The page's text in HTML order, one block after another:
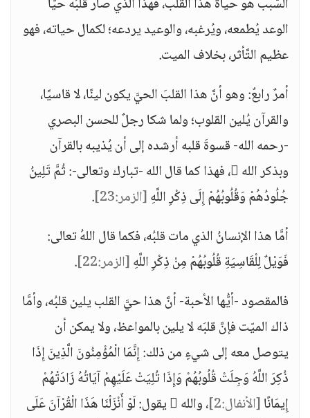
السَّبب هو حياة هذا القلب، فهذا الذي صار قلبُه حيًّا
الوعد يُطمعه، ويُرغبه، والوعيد يردعه؛ لكمال حياته، فهو
عظيم التَّأثر، بخلاف الميت.
أمرٌ رابعٌ: وهو أنَّ هذا القلبَ الحيَّ يكون لينًا، لا قاسيًا،
والقرآن يُلين القلوب؛ ولما شكا رجلٌ للحسن البصري
-رحمه الله- قسوةَ قلبه أرشده إلى أن يُذيبه بالقرآن
وبذكر الله ، فهذا كما قال الله -تبارك وتعالى-: ثُمَّ تَلِينُ
جُلُودُهُمْ وَقُلُوبُهُمْ إِلَى ذِكْرِ اللَّهِ[الزمر:23]
.
أمَّا هذا الإنسانُ الذي مات قلبُه، فكما قال اللهُ تعالى:
فَوَيْلٌ لِلْقَاسِيَةِ قُلُوبُهُمْ مِنْ ذِكْرِ اللَّهِ[الزمر:22]
.
فالمقصود -أيُّها الأحبة- أنَّ هذا حيَّ القلب يلين قلبُه، وأمَّا
ذاك الميّت فإنَّ قلبَه لا يلين بالمواعظ، ولا يمكن أن
يتوصل معه إلى شيءٍ من ذلك: إِنَّمَا الْمُؤْمِنُونَ الَّذِينَ إِذَا
ذُكِرَ اللَّهُ وَجِلَتْ قُلُوبُهُمْ وَإِذَا تُلِيَتْ عَلَيْهِمْ آيَاتُهُ زَادَتْهُمْ
إِيمَانًا[الأنفال:2]
، والله  يقول: لَوْ أَنْزَلْنَا هَذَا الْقُرْآنَ عَلَى